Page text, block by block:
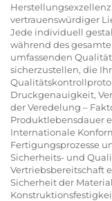
vertrauenswürdiger
Jede individuell
während des
umfassenden
sicherzustellen, die
Druckgenauigkeit,
der Veredelung –
Produktlebensdauer
Internationale
Fertigungsprozesse
Sicherheits- und
Vertriebsbereitschaft
Sicherheit der